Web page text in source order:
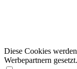
Diese Cookies
Werbepartnern gesetzt.